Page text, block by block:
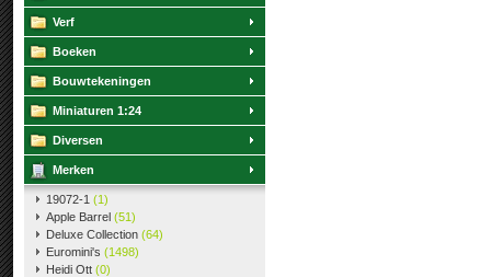
Verf
Boeken
Bouwtekeningen
Miniaturen 1:24
Diversen
Merken
19072-1 (1)
Apple Barrel (51)
Deluxe Collection (64)
Euromini's (1498)
Heidi Ott (0)